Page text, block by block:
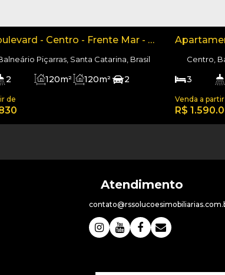
- Centro - Frente Mar - 3
Piçarras, Santa Catarina, Brasil
2 120m² 120m²
2
R$
Centro,
3